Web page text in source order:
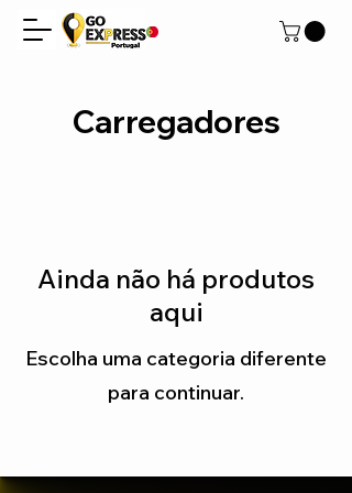
Carregadores
Ainda não há produtos
aqui
Escolha uma categoria diferente
para continuar.